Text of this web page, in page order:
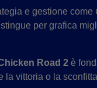
e gestione come
per grafica
Road 2 è
la vittoria o la